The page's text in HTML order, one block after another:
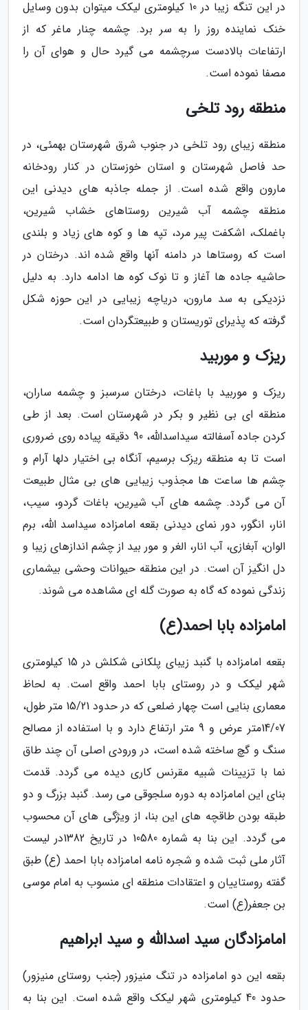
در این تنگه زیبا در 10 کیلومتری لیکک میتوان بدون وسایل
خنک نماینده روز را به سر برد. چشمه چنار ماغر که از
ارتفاعات بالادست سرچشمه می گیرد حال و هوای آن را
مصفا نموده است.
منطقه رود تلخی
منطقه زیبای رود تلخی در جنوب شرق شهرستان بهمئی، در
حد فاصل شهرستان و استان خوزستان در کنار رودخانه
مارون واقع شده است. از جمله جاذبه های دیدنی این
منطقه چشمه آب شیرین روستاهای خشاب شیرین،
باغملک، اشکفت پیر مرد، تپه ها و کوه های زیاد و بلندی
است که روستاها در دامنه آنها واقع شده اند. درختان در
حاشیه جاده ها آغاز و تا نوک کوه ها ادامه دارد. به دلیل
نزدیکی به سد مارون، دریاچه زیبایی در این حوزه شکل
گرفته که پذیرای توریستان و طبیعتگردان است.
ریزک و موربید
ریزک و موربید با باغات، درختان سرسبز و چشمه ساران،
منطقه ای بی نظیر و بکر در شهرستان است. بعد از طی
کردن جاده آسفالته سیداسدالله، 90 دقیقه پیاده روی ضروری
است تا به منطقه ریزک برسیم، آنگاه بی اختیار دلها آرام و
چشم ها ساعت ها مجذوب زیبایی های بی مثال طبیعت
آن می گردد. چشمه های آب شیرین، باغات گردو، سیب،
انار، انگور، دور نمای دیدنی بقعه امامزاده سیداسد الله، برم
الوان، آبغازی، آب انار، الغر و مور بید از چشم اندازهای زیبا و
دل انگیز آن است. در این منطقه حیوانات وحشی بیشماری
زندگی نموده که گاه به صورت گله ای مشاهده می شوند.
امامزاده بابا احمد(ع)
بقعه امامزاده با گنبد زیبای پلکانی شکلش در 15 کیلومتری
شهر لیکک و در روستای بابا احمد واقع است. به لحاظ
معماری بنایی است چهار ضلعی که در حدود 15/21 متر طول،
14/07متر عرض و 9 متر ارتفاع دارد و با استفاده از مصالح
سنگ و گچ ساخته شده است، در ورودی اصلی آن چند طاق
نما با تزیینات شبیه مقرنس کاری دیده می گردد. قدمت
بنای این امامزاده به دوره سلجوقی می رسد. گنبد بزرگ و دو
طبقه بودن طاقچه های این بنا، از ویژگی های آن محسوب
می گردد. این بنا به شماره 10580 در تاریخ 1382در لیست
آثار ملی ثبت شده و شجره نامه امامزاده بابا احمد (ع) طبق
گفته روستاییان و اعتقادات منطقه ای منسوب به امام موسی
بن جعفر(ع) است.
امامزادگان سید اسدالله و سید ابراهیم
بقعه این دو امامزاده در تنگ منیزور (جنب روستای منیزور)
حدود 40 کیلومتری شهر لیکک واقع شده است. این بنا به